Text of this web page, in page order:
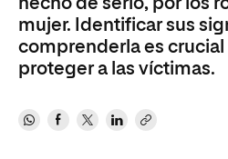
hecho de serlo, por los
mujer. Identificar sus
comprenderla es crucial
proteger a las víctimas.